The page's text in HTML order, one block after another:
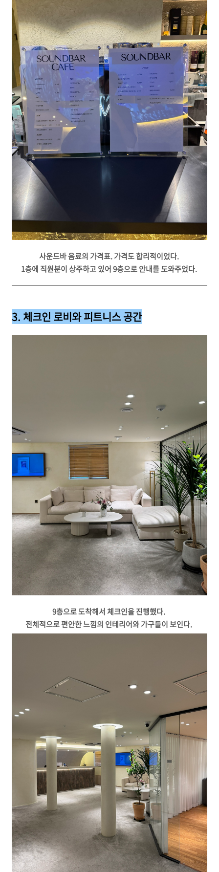
사운드바 음료의 가격표. 가격도 합리적이었다.
1층에 직원분이 상주하고 있어 9층으로 안내를 도와주었다.
3. 체크인 로비와 피트니스 공간
9층으로 도착해서 체크인을 진행했다.
전체적으로 편안한 느낌의 인테리어와 가구들이 보인다.